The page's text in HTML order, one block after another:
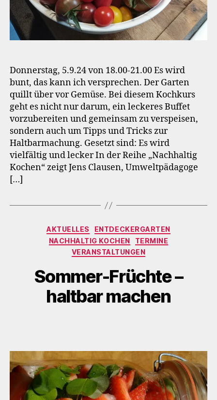
Donnerstag, 5.9.24 von 18.00-21.00 Es wird
bunt, das kann ich versprechen. Der Garten
quillt über vor Gemüse. Bei diesem Kochkurs
geht es nicht nur darum, ein leckeres Buffet
vorzubereiten und gemeinsam zu verspeisen,
sondern auch um Tipps und Tricks zur
Haltbarmachung. Gesetzt sind: Es wird
vielfältig und lecker In der Reihe „Nachhaltig
Kochen“ zeigt Jens Clausen, Umweltpädagoge
[…]
Kategorien
AKTUELLES
ENTDECKERGARTEN
NACHHALTIG KOCHEN
TERMINE
VERANSTALTUNGEN
Sommer-Früchte –
haltbar machen